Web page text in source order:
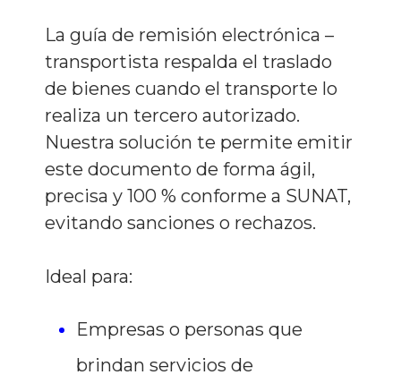
La guía de remisión electrónica –
transportista respalda el traslado
de bienes cuando el transporte lo
realiza un tercero autorizado.
Nuestra solución te permite emitir
este documento de forma ágil,
precisa y 100 % conforme a SUNAT,
evitando sanciones o rechazos.
Ideal para:
Empresas o personas que
brindan servicios de